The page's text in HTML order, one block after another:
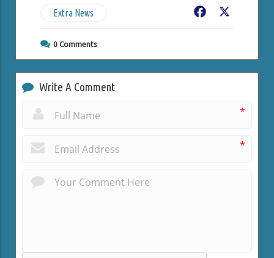
Extra News Facebook
0 Comments
Write A Comment
*
*